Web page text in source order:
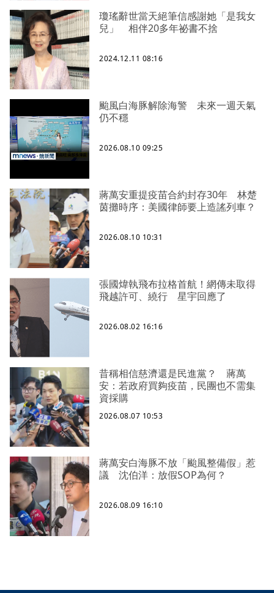
瓊瑤辭世當天絕筆信感謝她「是我女
兒」 相伴20多年祕書不捨
2024.12.11 08:16
颱風白海豚解除海警 未來一週天氣
仍不穩
2026.08.10 09:25
蔣萬安重提疫苗合約封存30年 林楚
茵攤時序：美國律師要上造謠列車？
2026.08.10 10:31
張國煒執飛布拉格首航！網傳未取得
飛越許可、繞行 星宇回應了
2026.08.02 16:16
昔稱相信慈濟還是民進黨？ 蔣萬
安：若政府買夠疫苗，民團也不需集
資採購
2026.08.07 10:53
蔣萬安白海豚不放「颱風整備假」惹
議 沈伯洋：放假SOP為何？
2026.08.09 16:10